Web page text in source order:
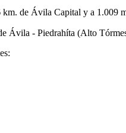
de Ávila Capital y a 1.009
Ávila - Piedrahíta (Alto